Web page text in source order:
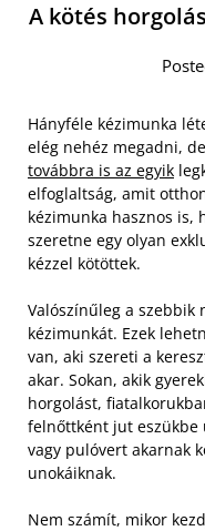
A kötés
Hányféle kézimunka
elég nehéz megadni,
továbbra is az egyik
elfoglaltság, amit
kézimunka hasznos is,
szeretne egy olyan
kézzel kötöttek.
Valószínűleg a szebbik
kézimunkát. Ezek
van, aki szereti a
akar. Sokan, akik
horgolást,
felnőttként jut eszükbe
vagy pulóvert akarnak
unokáiknak.
Nem számít, mikor